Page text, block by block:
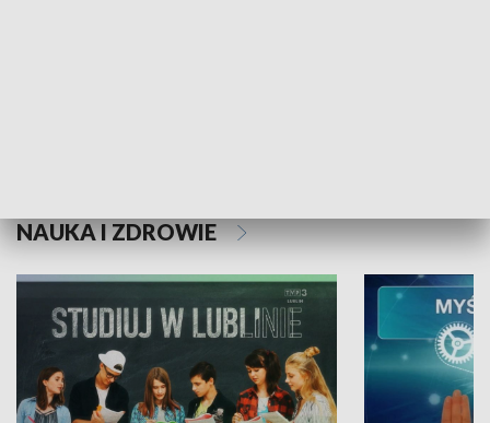
NAUKA I ZDROWIE